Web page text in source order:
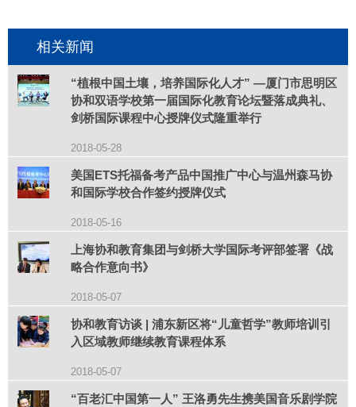
相关新闻
“植根中国土壤，培养国际化人才” —厦门市思明区
协和双语学校第一届国际化教育论坛暨落成典礼、
剑桥国际课程中心授牌仪式隆重举行
2018-05-28
美国ETS托福备考产品中国推广中心与温州森马协
和国际学校合作签约授牌仪式
2018-05-16
上海协和教育集团与剑桥大学国际考评部签署《战
略合作意向书》
2018-05-07
协和教育访谈 | 浦东新区将“儿童哲学”教师培训引
入区域教师继续教育课程体系
2018-05-07
“百老汇中国第一人” 王洛勇先生携美国音乐剧学院